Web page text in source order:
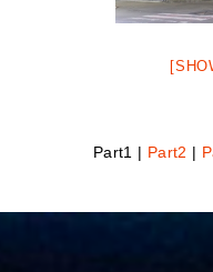
Part1 | Part2 |